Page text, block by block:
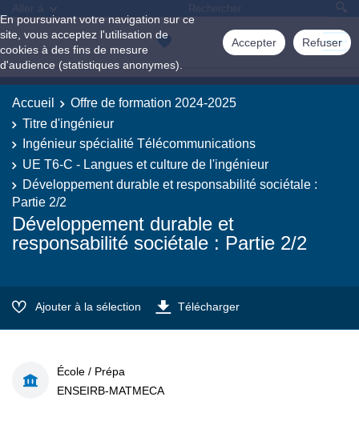
En poursuivant votre navigation sur ce
site, vous acceptez l'utilisation de
cookies à des fins de mesure
d'audience (statistiques anonymes).
Accepter Refuser
Aller à
Accueil
Offre de formation 2024-2025
Titre d'ingénieur
Ingénieur spécialité Télécommunications
UE T6-C - Langues et culture de l'ingénieur
Développement durable et responsabilité sociétale :
Partie 2/2
Développement durable et
responsabilité sociétale : Partie 2/2
Ajouter à la sélection Télécharger
École / Prépa
ENSEIRB-MATMECA